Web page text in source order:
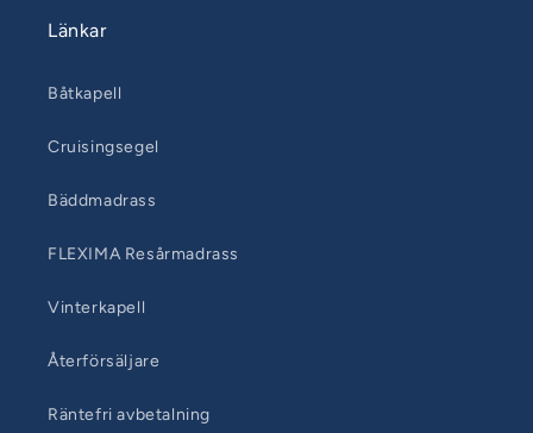
Länkar
Båtkapell
Cruisingsegel
Bäddmadrass
FLEXIMA Resårmadrass
Vinterkapell
Återförsäljare
Räntefri avbetalning